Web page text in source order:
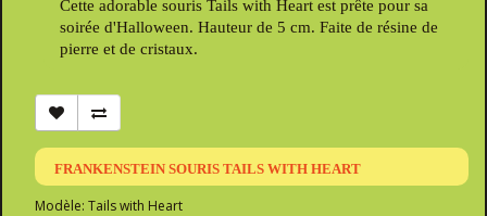
Cette adorable souris Tails with Heart est prête pour sa
soirée d'Halloween. Hauteur de 5 cm. Faite de résine de
pierre et de cristaux.
FRANKENSTEIN SOURIS TAILS WITH HEART
Modèle: Tails with Heart